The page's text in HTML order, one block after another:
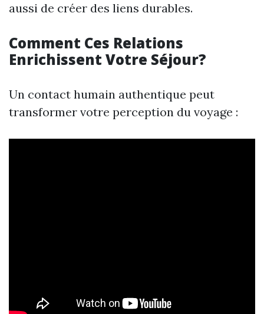
aussi de créer des liens durables.
Comment Ces Relations
Enrichissent Votre Séjour?
Un contact humain authentique peut
transformer votre perception du voyage :